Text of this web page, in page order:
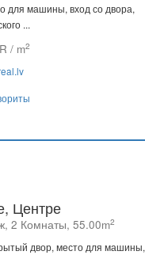
для машины, вход со двора,
...
/ m2
Центре
2 Комнаты, 55.00m2
двор, место для машины,